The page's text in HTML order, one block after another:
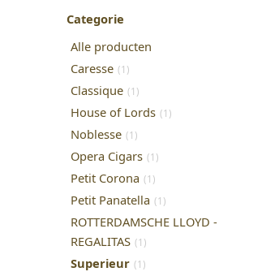
Categorie
Alle producten
Caresse (1)
Classique (1)
House of Lords (1)
Noblesse (1)
Opera Cigars (1)
Petit Corona (1)
Petit Panatella (1)
ROTTERDAMSCHE LLOYD -
REGALITAS (1)
Superieur (1)